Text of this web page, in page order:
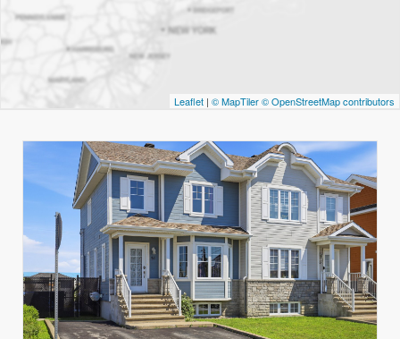
Leaflet | © MapTiler© OpenStreetMap contributors